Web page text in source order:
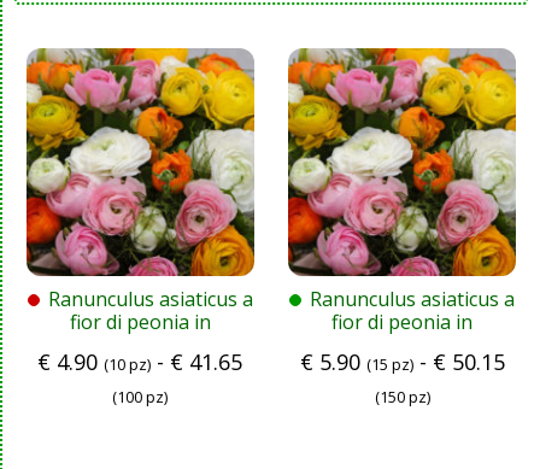
Ranunculus asiaticus a
fior di peonia in
€ 4.90 (10 pz) - € 41.65
(100 pz)
Ranunculus asiaticus a
fior di peonia in
€5.90 (15 pz)- €50.15
(150 pz)